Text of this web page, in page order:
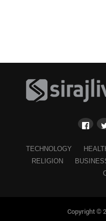
TECHNOLOGY
RELIGION
Copyright ©